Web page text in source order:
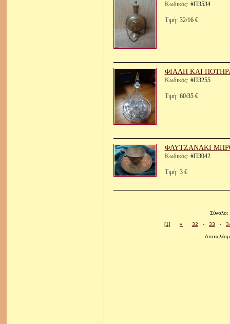
Κωδικός: #Π3534
Τιμή: 32/16 €
ΦΙΑΛΗ ΚΑΙ
Κωδικός: #Π3255
Τιμή: 60/35 €
ΦΛΥΤΖΑΝΑΚΙ
Κωδικός: #Π3042
Τιμή: 3 €
Σύνολο:
[1]
« 32 - 33 -